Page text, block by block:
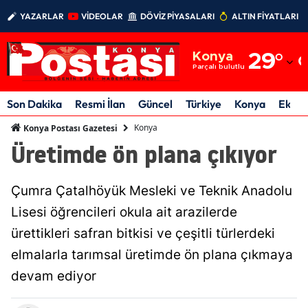
YAZARLAR VİDEOLAR DÖVİZ PİYASALARI ALTIN FİYATLARI
Konya
Parçalı bulutlu 29°
Adıyaman
Afyonkarahisar
Amasya
Ankara
Antalya
Artvin
Balıkesir
Son Dakika Resmi İlan Güncel Türkiye Konya
Konya Postası Gazetesi Konya
Üretimde ön plana çıkıyor
Çumra Çatalhöyük Mesleki ve Teknik Anadolu
Lisesi öğrencileri okula ait arazilerde
ürettikleri safran bitkisi ve çeşitli türlerdeki
elmalarla tarımsal üretimde ön plana çıkmaya
devam ediyor